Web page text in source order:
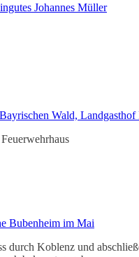
Johannes Müller
Wald,
Bubenheim im Mai
durch Koblenz und